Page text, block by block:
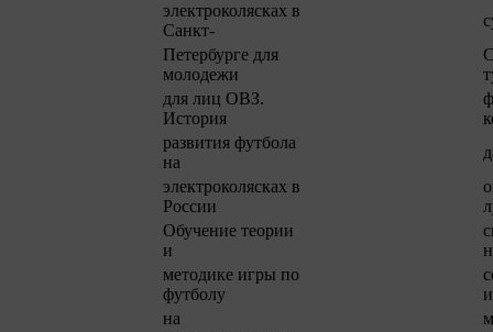
электроколясках в
Санкт-
Петербурге для
молодежи
для лиц ОВЗ.
История
развития футбола
на
электроколясках в
России
Обучение теории
и
методике игры по
футболу
на